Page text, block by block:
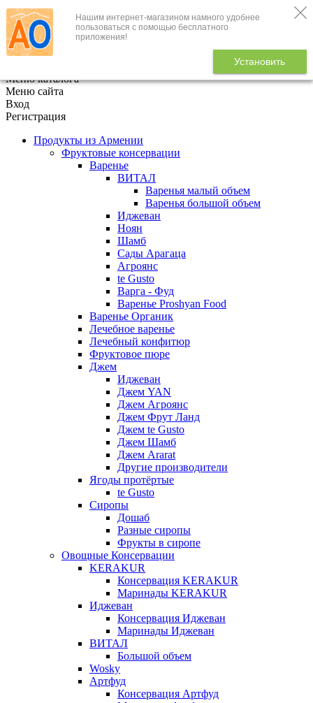
Нашим интернет-магазином намного удобнее
пользоваться с помощью бесплатного
приложения!
Установить
+7 (495) 646-888-1
В корзине
Меню каталога
Меню сайта
Вход
Регистрация
Продукты из Армении
Фруктовые консервации
Варенье
ВИТАЛ
Варенья малый объем
Варенья большой объем
Иджеван
Ноян
Шамб
Сады Арагаца
Агроянс
te Gusto
Варга - Фуд
Варенье Proshyan Food
Варенье Органик
Лечебное варенье
Лечебный конфитюр
Фруктовое пюре
Джем
Иджеван
Джем YAN
Джем Агроянс
Джем Фрут Ланд
Джем te Gusto
Джем Шамб
Джем Ararat
Другие производители
Ягоды протёртые
te Gusto
Сиропы
Дошаб
Разные сиропы
Фрукты в сиропе
Овощные Консервации
KERAKUR
Консервация KERAKUR
Маринады KERAKUR
Иджеван
Консервация Иджеван
Маринады Иджеван
ВИТАЛ
Большой объем
Wosky
Артфуд
Консервация Артфуд